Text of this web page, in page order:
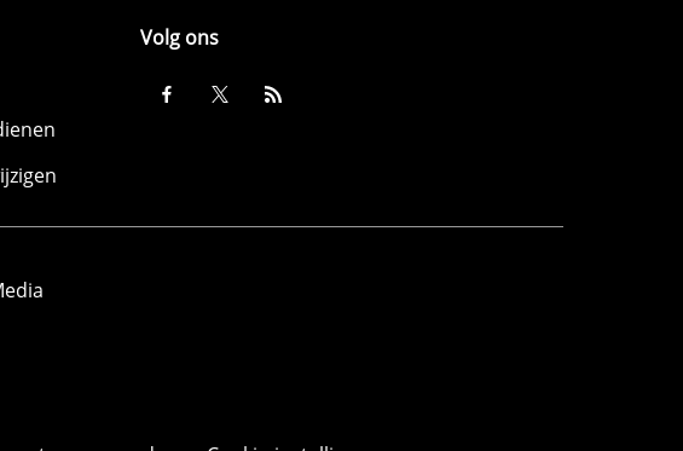
Volg ons